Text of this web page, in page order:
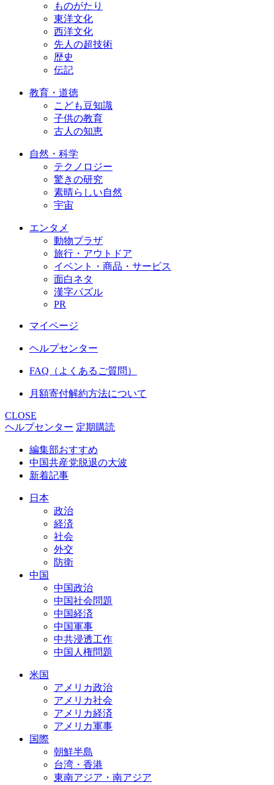
ものがたり
東洋文化
西洋文化
先人の超技術
歴史
伝記
教育・道徳
こども豆知識
子供の教育
古人の知恵
自然・科学
テクノロジー
驚きの研究
素晴らしい自然
宇宙
エンタメ
動物プラザ
旅行・アウトドア
イベント・商品・サービス
面白ネタ
漢字パズル
PR
マイページ
ヘルプセンター
FAQ（よくあるご質問）
月額寄付解約方法について
CLOSE
ヘルプセンター 定期購読
編集部おすすめ
中国共産党脱退の大波
新着記事
日本
政治
経済
社会
外交
防衛
中国
中国政治
中国社会問題
中国経済
中国軍事
中共浸透工作
中国人権問題
米国
アメリカ政治
アメリカ社会
アメリカ経済
アメリカ軍事
国際
朝鮮半島
台湾・香港
東南アジア・南アジア